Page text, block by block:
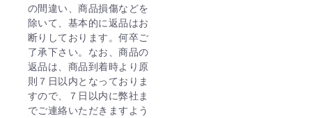
の間違い、商品損傷などを
除いて、基本的に返品はお
断りしております。何卒ご
了承下さい。なお、商品の
返品は、商品到着時より原
則７日以内となっておりま
すので、７日以内に弊社ま
でご連絡いただきますよう